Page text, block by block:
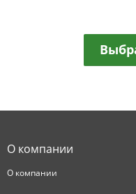
О компании
О компании